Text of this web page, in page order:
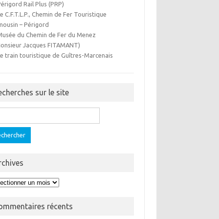
Rail Plus (PRP)
C.F.T.L.P., Chemin de Fer Touristique
– Périgord
du Chemin de Fer du Menez
Jacques FITAMANT)
train touristique de Guîtres-Marcenais
sur le site
récents